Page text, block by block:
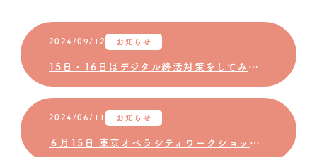
2024/09/12 お知らせ
15日・16日はデジタル終活対策をしてみませんか？
2024/06/11 お知らせ
６月15日 東京オペラシティワークショップ開催決定！